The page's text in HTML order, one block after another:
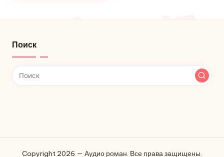
Поиск
Copyright 2026 — Аудио роман. Все права защищены.